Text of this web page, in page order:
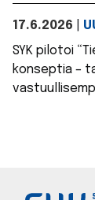
17.6.2026
SYK pilotoi
konseptia –